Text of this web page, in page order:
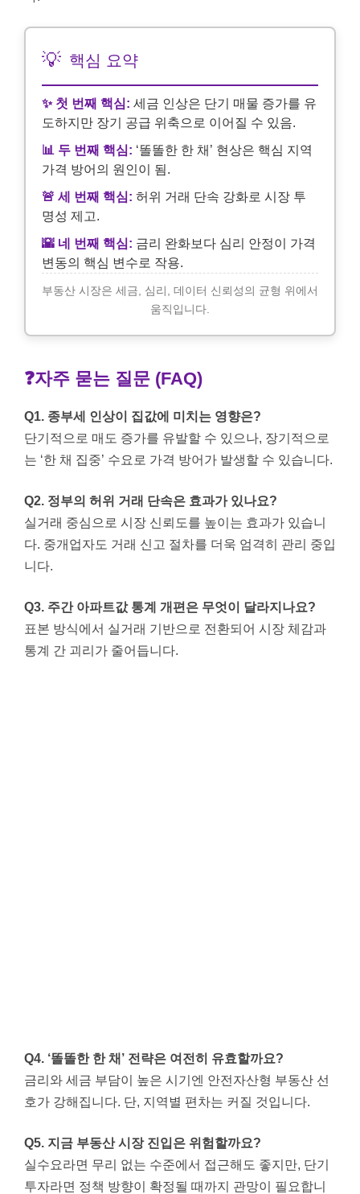
💡 핵심 요약
✨ 첫 번째 핵심: 세금 인상은 단기 매물 증가를 유
도하지만 장기 공급 위축으로 이어질 수 있음.
📊 두 번째 핵심: ‘똘똘한 한 채’ 현상은 핵심 지역
가격 방어의 원인이 됨.
🚨 세 번째 핵심: 허위 거래 단속 강화로 시장 투
명성 제고.
🌇 네 번째 핵심: 금리 완화보다 심리 안정이 가격
변동의 핵심 변수로 작용.
부동산 시장은 세금, 심리, 데이터 신뢰성의 균형 위에서
움직입니다.
❓자주 묻는 질문 (FAQ)
Q1. 종부세 인상이 집값에 미치는 영향은?
단기적으로 매도 증가를 유발할 수 있으나, 장기적으로
는 ‘한 채 집중’ 수요로 가격 방어가 발생할 수 있습니다.
Q2. 정부의 허위 거래 단속은 효과가 있나요?
실거래 중심으로 시장 신뢰도를 높이는 효과가 있습니
다. 중개업자도 거래 신고 절차를 더욱 엄격히 관리 중입
니다.
Q3. 주간 아파트값 통계 개편은 무엇이 달라지나요?
표본 방식에서 실거래 기반으로 전환되어 시장 체감과
통계 간 괴리가 줄어듭니다.
Q4. ‘똘똘한 한 채’ 전략은 여전히 유효할까요?
금리와 세금 부담이 높은 시기엔 안전자산형 부동산 선
호가 강해집니다. 단, 지역별 편차는 커질 것입니다.
Q5. 지금 부동산 시장 진입은 위험할까요?
실수요라면 무리 없는 수준에서 접근해도 좋지만, 단기
투자라면 정책 방향이 확정될 때까지 관망이 필요합니